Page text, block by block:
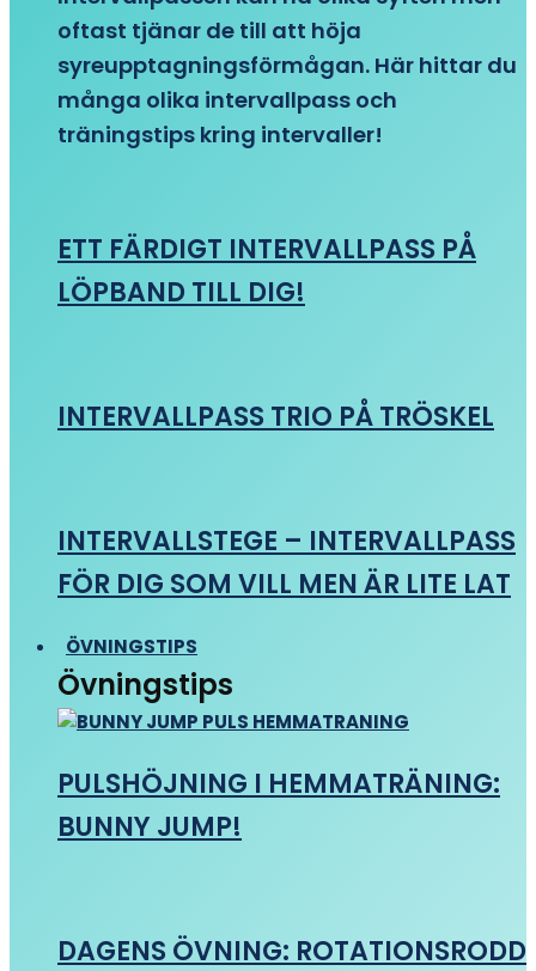
oftast tjänar de till att höja
syreupptagningsförmågan. Här hittar du
många olika intervallpass och
träningstips kring intervaller!
ETT FÄRDIGT INTERVALLPASS PÅ
LÖPBAND TILL DIG!
INTERVALLPASS TRIO PÅ TRÖSKEL
INTERVALLSTEGE – INTERVALLPASS
FÖR DIG SOM VILL MEN ÄR LITE LAT
ÖVNINGSTIPS
Övningstips
PULSHÖJNING I HEMMATRÄNING:
BUNNY JUMP!
DAGENS ÖVNING: ROTATIONSRODD